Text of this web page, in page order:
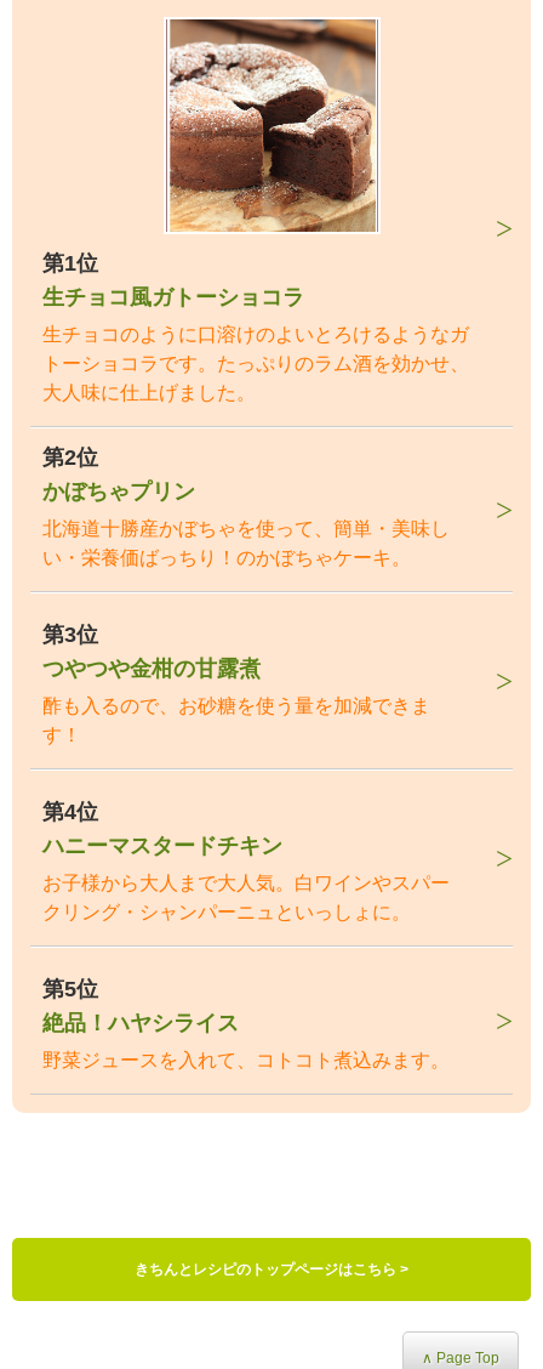
第1位
生チョコ風ガトーショコラ
生チョコのように口溶けのよいとろけるようなガ
トーショコラです。たっぷりのラム酒を効かせ、
大人味に仕上げました。
第2位
かぼちゃプリン
北海道十勝産かぼちゃを使って、簡単・美味し
い・栄養価ばっちり！のかぼちゃケーキ。
第3位
つやつや金柑の甘露煮
酢も入るので、お砂糖を使う量を加減できま
す！
第4位
ハニーマスタードチキン
お子様から大人まで大人気。白ワインやスパー
クリング・シャンパーニュといっしょに。
第5位
絶品！ハヤシライス
野菜ジュースを入れて、コトコト煮込みます。
きちんとレシピのトップページはこちら >
∧ Page Top